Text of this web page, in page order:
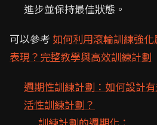
進步並保持最佳狀態。
可以參考 如何利用滾輪訓練強
表現？完整教學與高效訓練計劃
週期性訓練計劃：如何設計
活性訓練計劃？